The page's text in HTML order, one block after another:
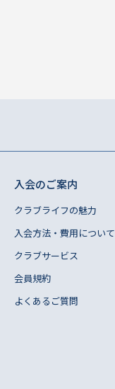
入会のご案内
クラブライフの魅力
入会方法・費用について
クラブサービス
会員規約
よくあるご質問